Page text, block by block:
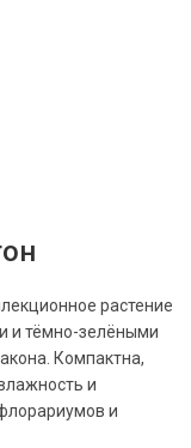
растение
и тёмно-зелёными
Компактна,
и
и